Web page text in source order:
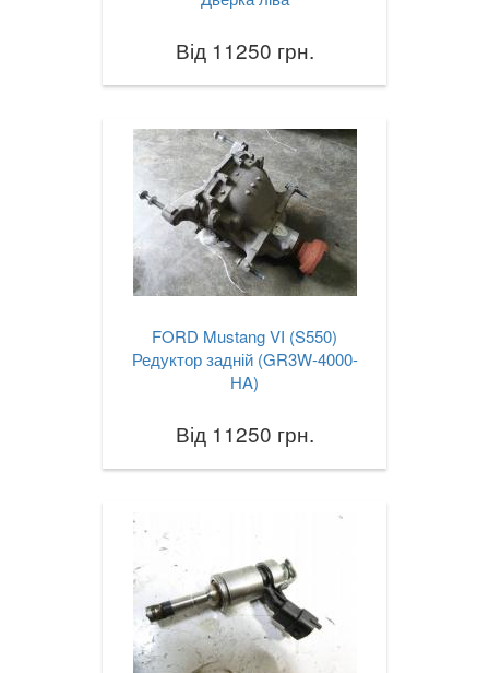
Від 11250 грн.
FORD Mustang VI (S550)
Редуктор задній (GR3W-4000-
HA)
Від 11250 грн.